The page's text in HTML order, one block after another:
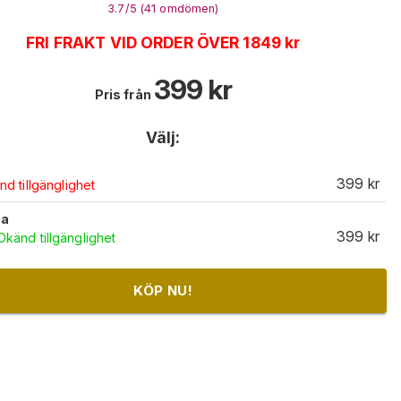
3.7/5 (41 omdömen)
FRI FRAKT VID ORDER ÖVER 1849 kr
Pris från 399 kr
Välj:
tillgänglighet
399 kr
tillgänglighet
399 kr
KÖP NU!